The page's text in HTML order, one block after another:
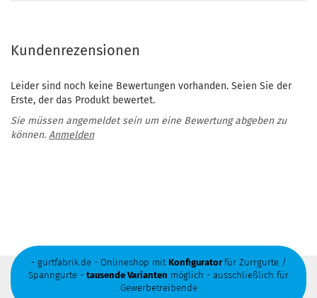
Kundenrezensionen
Leider sind noch keine Bewertungen vorhanden. Seien Sie der
Erste, der das Produkt bewertet.
Sie müssen angemeldet sein um eine Bewertung abgeben zu
können. Anmelden
- gurtfabrik.de - Onlineshop mit Konfiguratorfür Zurrgurte /
Spanngurte - tausende Varianten möglich - ausschließlich für
Gewerbetreibende